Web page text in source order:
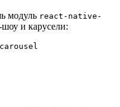
модуль react-native-
шоу и карусели: